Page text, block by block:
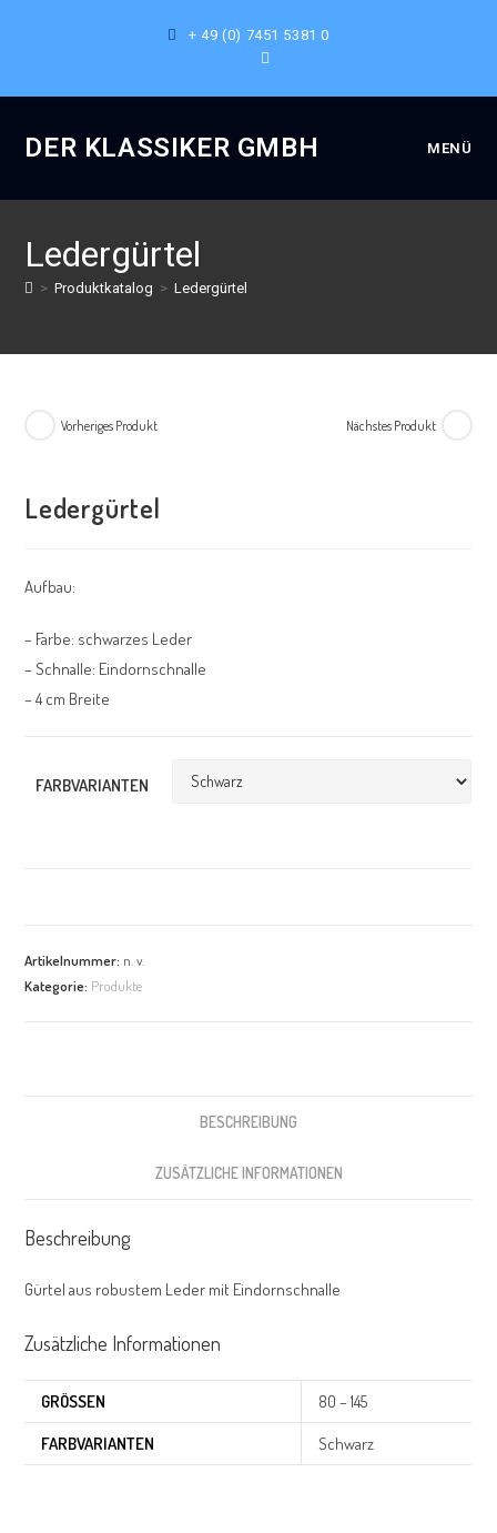
+ 49 (0) 7451 5381 0
DER KLASSIKER GMBH MENÜ
Ledergürtel
> Produktkatalog > Ledergürtel
Vorheriges Produkt Nächstes Produkt
Ledergürtel
Aufbau:
– Farbe: schwarzes Leder
– Schnalle: Eindornschnalle
– 4 cm Breite
FARBVARIANTEN
Artikelnummer: n. v.
Kategorie: Produkte
BESCHREIBUNG
ZUSÄTZLICHE INFORMATIONEN
Beschreibung
Gürtel aus robustem Leder mit Eindornschnalle
Zusätzliche Informationen
GRÖSSEN
80 – 145
FARBVARIANTEN
Schwarz